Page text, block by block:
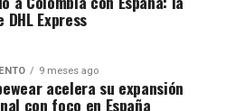
DHL Express
9 meses ago
acelera su expansión
con foco en España